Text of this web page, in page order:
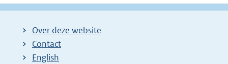
Over deze website
Contact
English